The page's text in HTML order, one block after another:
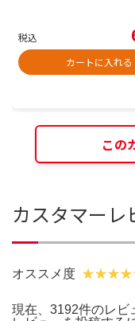
税込
カートに入れる
この
カスタマーレ
オススメ度
現在、3192件のレビ